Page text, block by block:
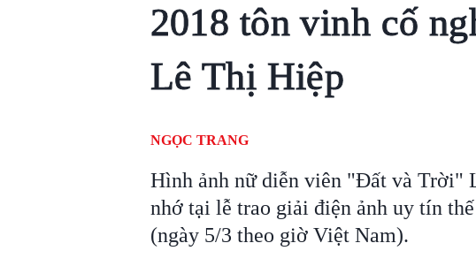
2018 tôn vinh cố
Lê Thị Hiệp
NGỌC TRANG
Hình ảnh nữ diễn viên "Đất và Trời"
nhớ tại lễ trao giải điện ảnh uy tín
(ngày 5/3 theo giờ Việt Nam).